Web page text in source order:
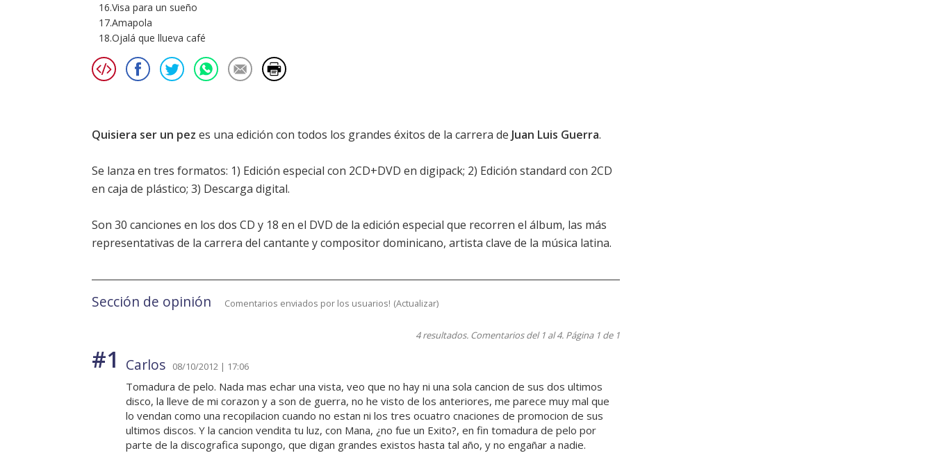
16.Visa para un sueño
17.Amapola
18.Ojalá que llueva café
Quisiera ser un pez es una edición con todos los grandes éxitos de la carrera de Juan Luis Guerra.
Se lanza en tres formatos: 1) Edición especial con 2CD+DVD en digipack; 2) Edición standard con 2CD
en caja de plástico; 3) Descarga digital.
Son 30 canciones en los dos CD y 18 en el DVD de la edición especial que recorren el álbum, las más
representativas de la carrera del cantante y compositor dominicano, artista clave de la música latina.
Sección de opinión Comentarios enviados por los usuarios! (Actualizar)
4 resultados. Comentarios del 1 al 4. Página 1 de 1
#1 Carlos 08/10/2012 | 17:06
Tomadura de pelo. Nada mas echar una vista, veo que no hay ni una sola cancion de sus dos ultimos
disco, la lleve de mi corazon y a son de guerra, no he visto de los anteriores, me parece muy mal que
lo vendan como una recopilacion cuando no estan ni los tres ocuatro cnaciones de promocion de sus
ultimos discos. Y la cancion vendita tu luz, con Mana, ¿no fue un Exito?, en fin tomadura de pelo por
parte de la discografica supongo, que digan grandes existos hasta tal año, y no engañar a nadie.